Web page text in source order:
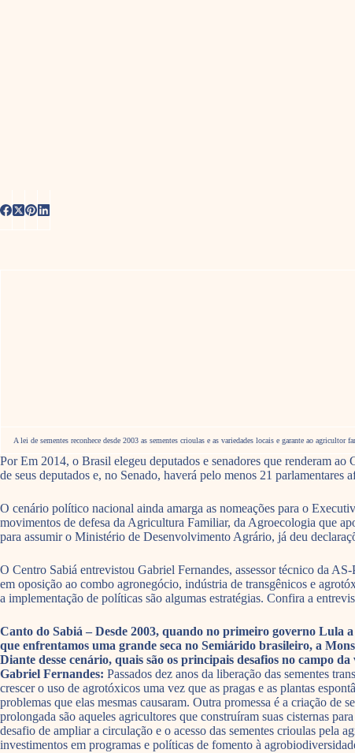
A lei de sementes reconhece desde 2003 as sementes crioulas e as variedades locais e garante ao
Por Em 2014, o Brasil elegeu deputados e senadores que renderam
de seus deputados e, no Senado, haverá pelo menos 21
O cenário político nacional ainda amarga as nomeações para o
movimentos de defesa da Agricultura Familiar, da Agroecologia que
para assumir o Ministério de Desenvolvimento Agrário, já deu
O Centro Sabiá entrevistou Gabriel Fernandes, assessor técnico da
em oposição ao combo agronegócio, indústria de transgênicos e
a implementação de políticas são algumas estratégias. Confira a
Canto do Sabiá – Desde 2003, quando no primeiro governo Lula
que enfrentamos uma grande seca no Semiárido brasileiro, a
Diante desse cenário, quais são os principais desafios no campo
Gabriel Fernandes: Passados dez anos da liberação das sementes
crescer o uso de agrotóxicos uma vez que as pragas e as plantas
problemas que elas mesmas causaram. Outra promessa é a criação de
prolongada são aqueles agricultores que construíram suas cisternas
desafio de ampliar a circulação e o acesso das sementes crioulas pela
investimentos em programas e políticas de fomento à